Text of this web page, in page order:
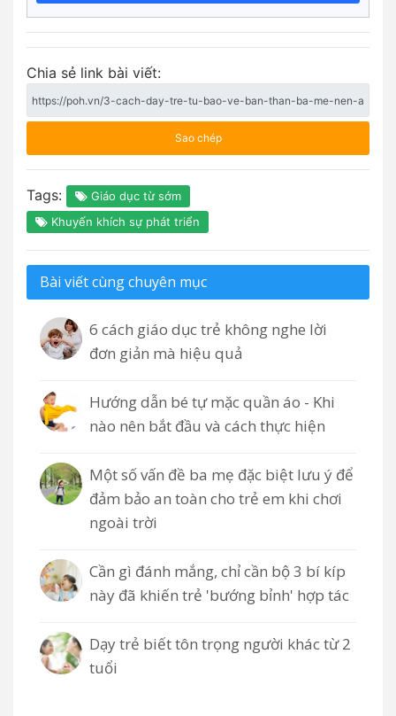
Chia sẻ link bài viết:
Sao chép
Tags:
Giáo dục từ sớm
Khuyến khích sự phát triển
Bài viết cùng chuyên mục
6 cách giáo dục trẻ không nghe lời
đơn giản mà hiệu quả
Hướng dẫn bé tự mặc quần áo - Khi
nào nên bắt đầu và cách thực hiện
Một số vấn đề ba mẹ đặc biệt lưu ý để
đảm bảo an toàn cho trẻ em khi chơi
ngoài trời
Cần gì đánh mắng, chỉ cần bộ 3 bí kíp
này đã khiến trẻ 'bướng bỉnh' hợp tác
Dạy trẻ biết tôn trọng người khác từ 2
tuổi